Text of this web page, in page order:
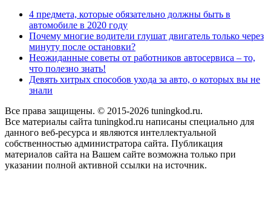
4 предмета, которые обязательно должны быть в
автомобиле в 2020 году
Почему многие водители глушат двигатель только через
минуту после остановки?
Неожиданные советы от работников автосервиса – то,
что полезно знать!
Девять хитрых способов ухода за авто, о которых вы не
знали
Все права защищены. © 2015-2026 tuningkod.ru.
Все материалы сайта tuningkod.ru написаны специально для
данного веб-ресурса и являются интеллектуальной
собственностью администратора сайта. Публикация
материалов сайта на Вашем сайте возможна только при
указании полной активной ссылки на источник.